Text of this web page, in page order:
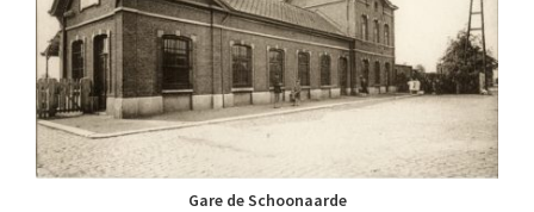
Gare de Schoonaarde